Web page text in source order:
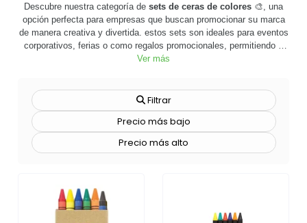
Descubre nuestra categoría de sets de ceras de colores 🎨, una
opción perfecta para empresas que buscan promocionar su marca
de manera creativa y divertida. estos sets son ideales para eventos
corporativos, ferias o como regalos promocionales, permitiendo a
las empresas destacar y dejar una impresión duradera en sus
mientras interactúan con tu marca. además, todos nuestros sets de
ceras son personalizables, lo que significa que puedes añadir el
logo de tu empresa o cualquier otro diseño que desees, convirtiendo
cada set en una herramienta de marketing única y efectiva. no sólo
son útiles y atractivos, sino que también son seguros y no tóxicos,
colorear tu camino hacia el éxito de tu marca. 🚀 ¡haz clic ahora
para personalizar tus sets y destacar entre la multitud!
Ver más
Filtrar
Precio más bajo
Precio más alto